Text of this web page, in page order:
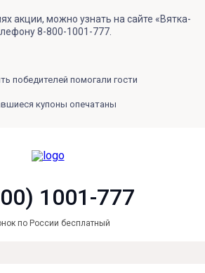
акции, можно узнать на сайте «Вятка-
8-800-1001-777.
победителей помогали гости
купоны опечатаны
1001-777
по России бесплатный